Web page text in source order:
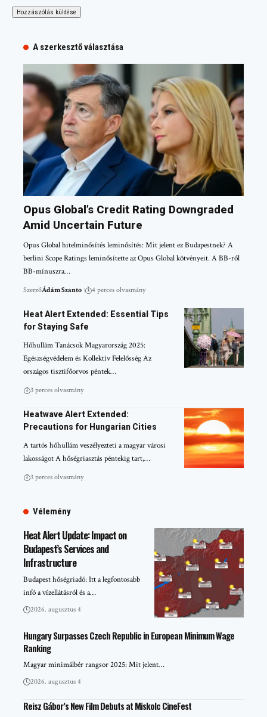
A szerkesztő választása
Opus Global’s Credit Rating Downgraded
Amid Uncertain Future
Opus Global hitelminősítés leminősítés: Mit jelent ez Budapestnek? A
berlini Scope Ratings leminősítette az Opus Global kötvényeit. A BB-ről
BB-mínuszra…
SzerzőÁdám Szanto 4 perces olvasmány
Heat Alert Extended: Essential Tips
for Staying Safe
Hőhullám Tanácsok Magyarország 2025:
Egészségvédelem és Kollektív Felelősség Az
országos tisztifőorvos péntek…
3 perces olvasmány
Heatwave Alert Extended:
Precautions for Hungarian Cities
A tartós hőhullám veszélyezteti a magyar városi
lakosságot A hőségriasztás péntekig tart,…
3 perces olvasmány
Vélemény
Heat Alert Update: Impact on
Budapest’s Services and
Infrastructure
Budapest hőségriadó: Itt a legfontosabb
infó a vízellátásról és a…
2026. augusztus 4
Hungary Surpasses Czech Republic in European Minimum Wage
Ranking
Magyar minimálbér rangsor 2025: Mit jelent…
2026. augusztus 4
Reisz Gábor’s New Film Debuts at Miskolc CineFest